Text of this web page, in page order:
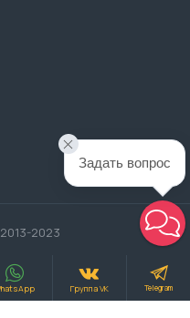
2023
Группа VK Telegram
Задать вопрос